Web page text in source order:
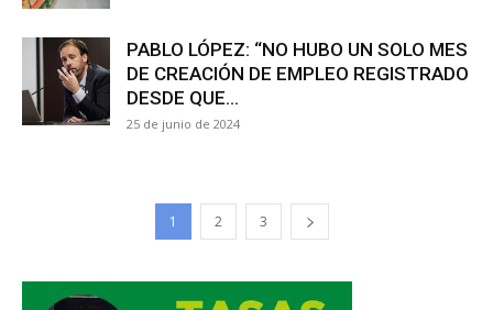
PABLO LÓPEZ: “NO HUBO UN SOLO MES
DE CREACIÓN DE EMPLEO REGISTRADO
DESDE QUE...
25 de junio de 2024
1 2 3